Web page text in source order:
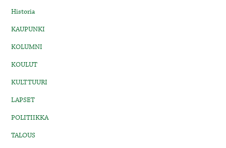
Historia
KAUPUNKI
KOLUMNI
KOULUT
KULTTUURI
LAPSET
POLITIIKKA
TALOUS